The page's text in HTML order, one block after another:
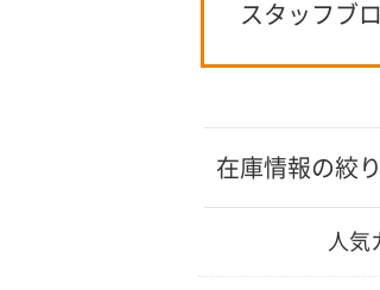
スタッフブ
在庫情報の絞
人気